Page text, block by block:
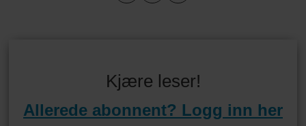
Kjære leser!
Allerede abonnent? Logg inn her